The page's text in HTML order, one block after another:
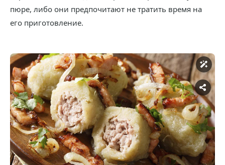
пюре, либо они предпочитают не тратить время на
его приготовление.